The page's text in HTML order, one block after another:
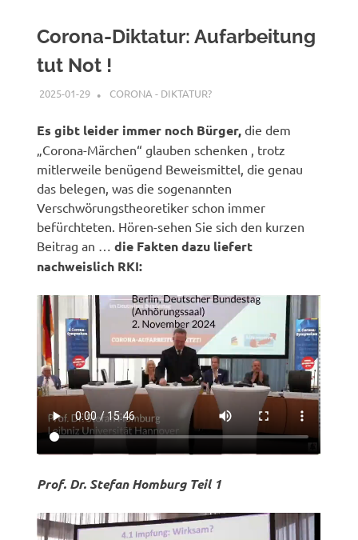
Corona-Diktatur: Aufarbeitung
tut Not !
2025-01-29 XX
CORONA - DIKTATUR?
Es gibt leider immer noch Bürger,die dem
„Corona-Märchen“ glauben schenken , trotz
mitlerweile benügend Beweismittel, die genau
das belegen, was die sogenannten
Verschwörungstheoretiker schon immer
befürchteten. Hören-sehen Sie sich den kurzen
Beitrag an …die Fakten dazu liefert
nachweislich RKI:
Prof. Dr. Stefan Homburg Teil 1